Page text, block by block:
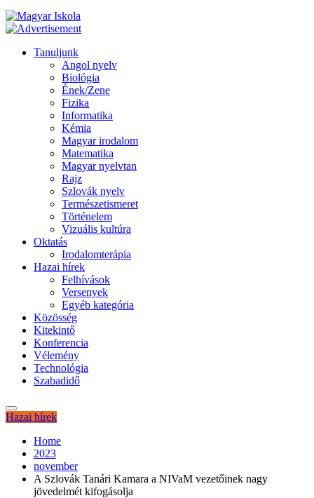
Tanuljunk
Angol nyelv
Biológia
Ének/Zene
Fizika
Informatika
Kémia
Magyar irodalom
Matematika
Magyar nyelvtan
Rajz
Szlovák nyelv
Természetismeret
Történelem
Vizuális kultúra
Oktatás
Irodalomterápia
Hazai hírek
Felhívások
Versenyek
Egyéb kategória
Közösség
Kitekintő
Konferencia
Vélemény
Technológia
Szabadidő
Hazai hírek
Home
2023
november
A Szlovák Tanári Kamara a NIVaM vezetőinek nagy
jövedelmét kifogásolja